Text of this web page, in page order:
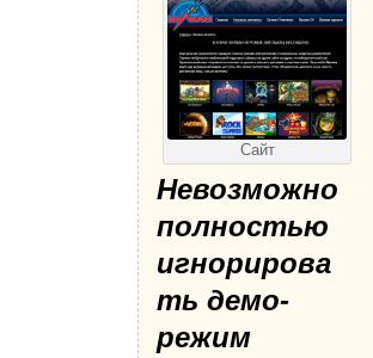
Сайт
Невозможно
полностью
игнорирова
ть демо-
режим